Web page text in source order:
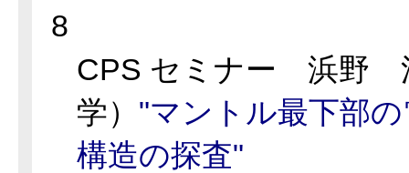
8
CPS セミナー 浜野
学） "マントル最下部
構造の探査"